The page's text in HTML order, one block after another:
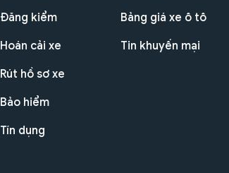
Đăng kiểm
Hoán cải xe
Rút hồ sơ xe
Bảo hiểm
Tín dụng
Bảng giá xe ô tô
Tin khuyến mại